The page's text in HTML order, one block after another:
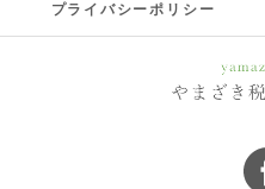
プライバシーポリシー